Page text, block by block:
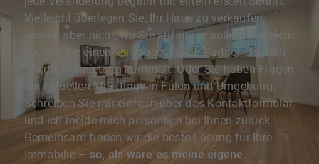
Vielleicht überlegen Sie, Ihr Haus zu verkaufen,
wissen aber nicht, wo Sie anfangen sollen. Vielleicht
suchen Sie einen vertrauensvollen Partner, der sich
um die Vermietung kümmert. Oder Sie haben Fragen
zur aktuellen Marktlage in Fulda und Umgebung.
Schreiben Sie mir einfach über das Kontaktformular,
und ich melde mich persönlich bei Ihnen zurück.
Gemeinsam finden wir die beste Lösung für Ihre
Immobilie – so, als wäre es meine eigene.